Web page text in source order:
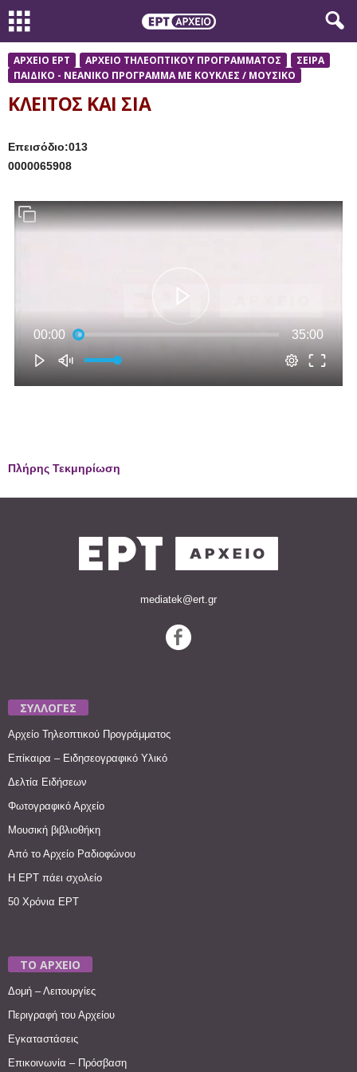
ΑΡΧΕΙΟ ΕΡΤ ΑΡΧΕΙΟ ΤΗΛΕΟΠΤΙΚΟΥ ΠΡΟΓΡΑΜΜΑΤΟΣ
ΣΕΙΡΑ
ΠΑΙΔΙΚΟ - ΝΕΑΝΙΚΟ ΠΡΟΓΡΑΜΜΑ ΜΕ ΚΟΥΚΛΕΣ / ΜΟΥΣΙΚΟ
ΚΛΕΙΤΟΣ ΚΑΙ ΣΙΑ
Επεισόδιο:013
0000065908
Πλήρης Τεκμηρίωση
mediatek@ert.gr
ΣΥΛΛΟΓΕΣ
Αρχείο Τηλεοπτικού Προγράμματος
Επίκαιρα – Ειδησεογραφικό Υλικό
Δελτία Ειδήσεων
Φωτογραφικό Αρχείο
Μουσική βιβλιοθήκη
Από το Αρχείο Ραδιοφώνου
Η ΕΡΤ πάει σχολείο
50 Χρόνια ΕΡΤ
ΤΟ ΑΡΧΕΙΟ
Δομή – Λειτουργίες
Περιγραφή του Αρχείου
Εγκαταστάσεις
Επικοινωνία – Πρόσβαση